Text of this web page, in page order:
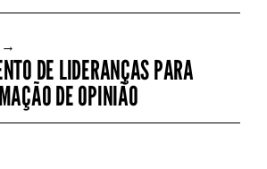
→
DE LIDERANÇAS PARA
DE OPINIÃO